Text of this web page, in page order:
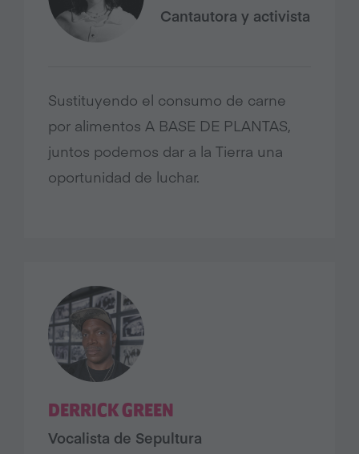
Cantautora y activista
Sustituyendo el consumo de carne
por alimentos A BASE DE PLANTAS,
juntos podemos dar a la Tierra una
oportunidad de luchar.
DERRICK GREEN
Vocalista de Sepultura